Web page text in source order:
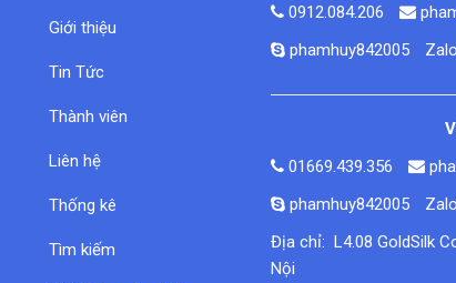
Giới thiệu
Tin Tức
Thành viên
Liên hệ
Thống kê
Tìm kiếm
0912.084.206
phamhuy842005
01669.439.356
phamhuy842005
Địa chỉ: L4.08 GoldSilk
Nội